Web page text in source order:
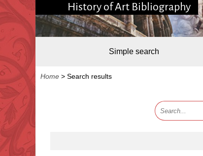
History of Art Bibliography
Simple search
Home > Search results